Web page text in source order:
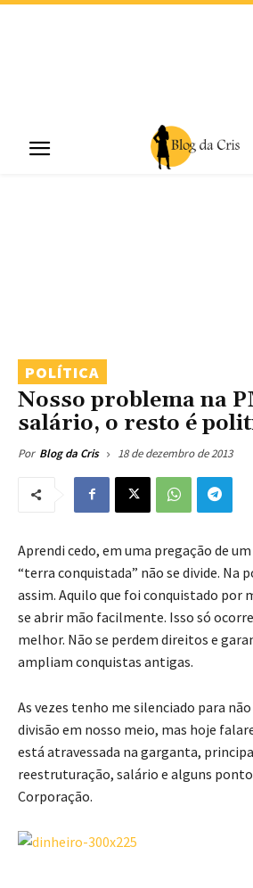
POLÍTICA
Nosso problema na
salário, o resto é
Por Blog da Cris 18 de dezembro de 2013
Aprendi cedo, em uma pregação de
“terra conquistada” não se divide. Na
assim. Aquilo que foi conquistado por
se abrir mão facilmente. Isso só
melhor. Não se perdem direitos e
ampliam conquistas antigas.
As vezes tenho me silenciado para
divisão em nosso meio, mas hoje
está atravessada na garganta,
reestruturação, salário e alguns
Corporação.